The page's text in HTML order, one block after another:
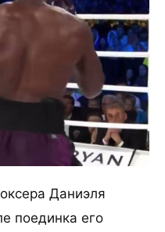
Даниэля
поединка его